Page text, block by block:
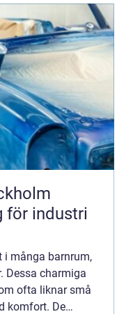
för industri
i många barnrum,
Dessa charmiga
ofta liknar små
komfort. De